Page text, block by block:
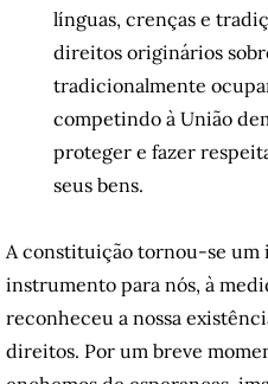
línguas, crenças e
direitos originários
tradicionalmente
competindo à União
proteger e fazer
seus bens.
A constituição tornou-se um
instrumento para nós, à
reconheceu a nossa
direitos. Por um breve